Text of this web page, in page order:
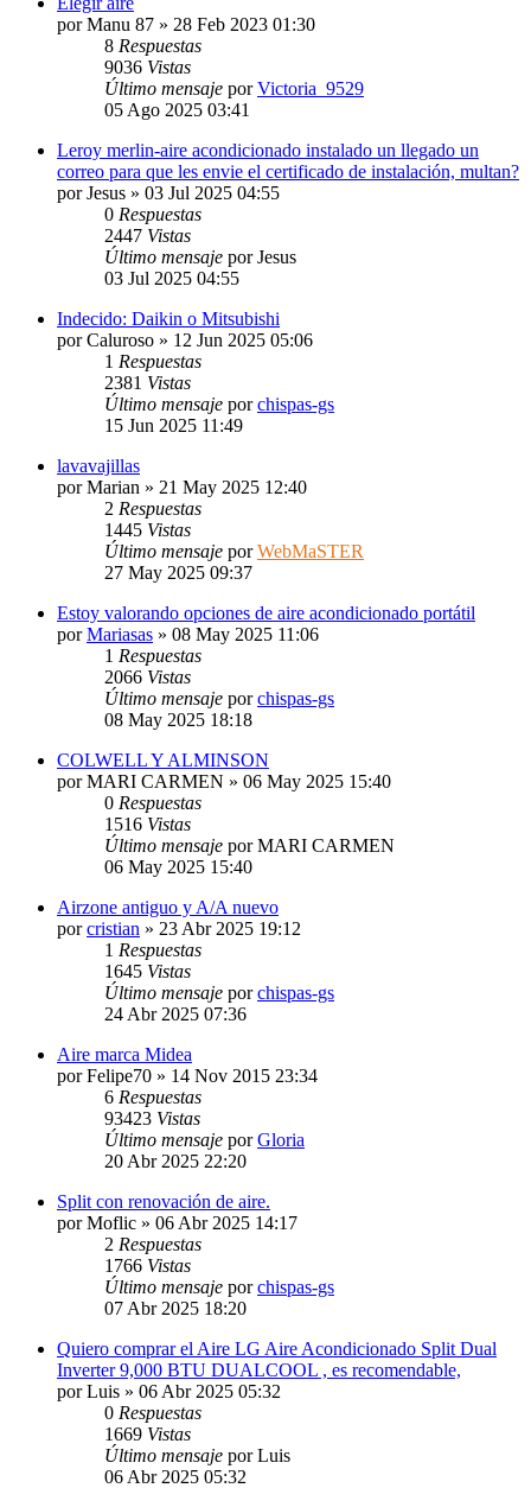
porManu 87 » 28 Feb 2023 01:30
8 Respuestas
9036 Vistas
Último mensaje porVictoria_9529
05 Ago 2025 03:41
Leroy merlin-aire acondicionado instalado un llegado un
correo para que les envie el certificado de instalación, multan?
porJesus » 03 Jul 2025 04:55
0 Respuestas
2447 Vistas
Último mensaje porJesus
03 Jul 2025 04:55
Indecido: Daikin o Mitsubishi
porCaluroso » 12 Jun 2025 05:06
1 Respuestas
2381 Vistas
Último mensaje porchispas-gs
15 Jun 2025 11:49
lavavajillas
porMarian » 21 May 2025 12:40
2 Respuestas
1445 Vistas
Último mensaje porWebMaSTER
27 May 2025 09:37
Estoy valorando opciones de aire acondicionado portátil
porMariasas » 08 May 2025 11:06
1 Respuestas
2066 Vistas
Último mensaje porchispas-gs
08 May 2025 18:18
COLWELL Y ALMINSON
porMARI CARMEN » 06 May 2025 15:40
0 Respuestas
1516 Vistas
Último mensaje porMARI CARMEN
06 May 2025 15:40
Airzone antiguo y A/A nuevo
porcristian » 23 Abr 2025 19:12
1 Respuestas
1645 Vistas
Último mensaje porchispas-gs
24 Abr 2025 07:36
Aire marca Midea
porFelipe70 » 14 Nov 2015 23:34
6 Respuestas
93423 Vistas
Último mensaje porGloria
20 Abr 2025 22:20
Split con renovación de aire.
porMoflic » 06 Abr 2025 14:17
2 Respuestas
1766 Vistas
Último mensaje porchispas-gs
07 Abr 2025 18:20
Quiero comprar el Aire LG Aire Acondicionado Split Dual
Inverter 9,000 BTU DUALCOOL , es recomendable,
porLuis » 06 Abr 2025 05:32
0 Respuestas
1669 Vistas
Último mensaje porLuis
06 Abr 2025 05:32